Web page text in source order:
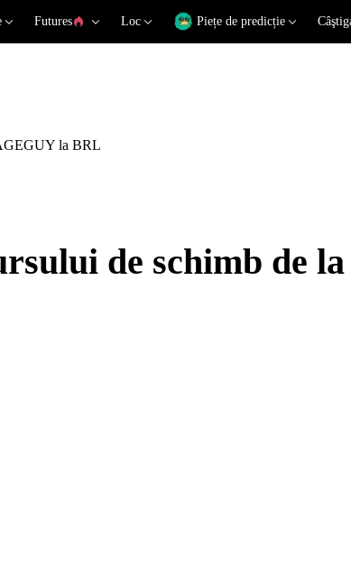
Futures Loc Piețe de predicție
la BRL
de schimb de